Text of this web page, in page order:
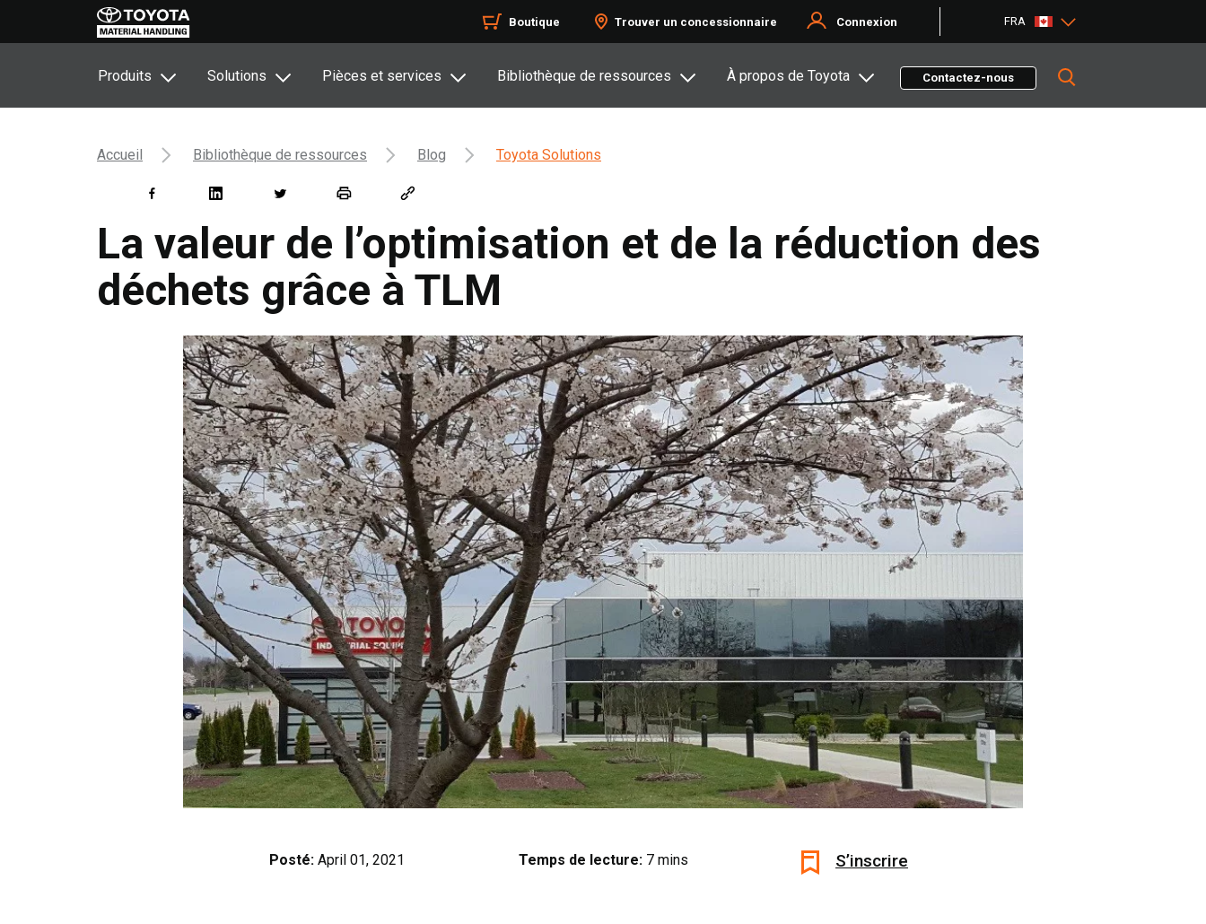
Boutique Trouver un concessionnaire Connexion FRA
Produits Solutions Pièces et services Bibliothèque de ressources À propos de Toyota Contactez-nous
Accueil Bibliothèque de ressources Blog Toyota Solutions
La valeur de l’optimisation et de la réduction des
déchets grâce à TLM
Posté: April 01, 2021 Temps de lecture: 7 mins S’inscrire